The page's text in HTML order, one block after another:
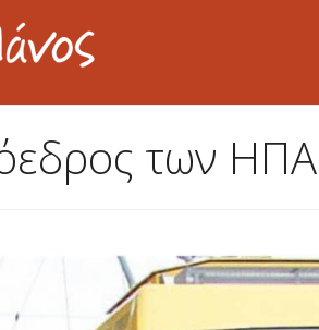
των ΗΠΑ